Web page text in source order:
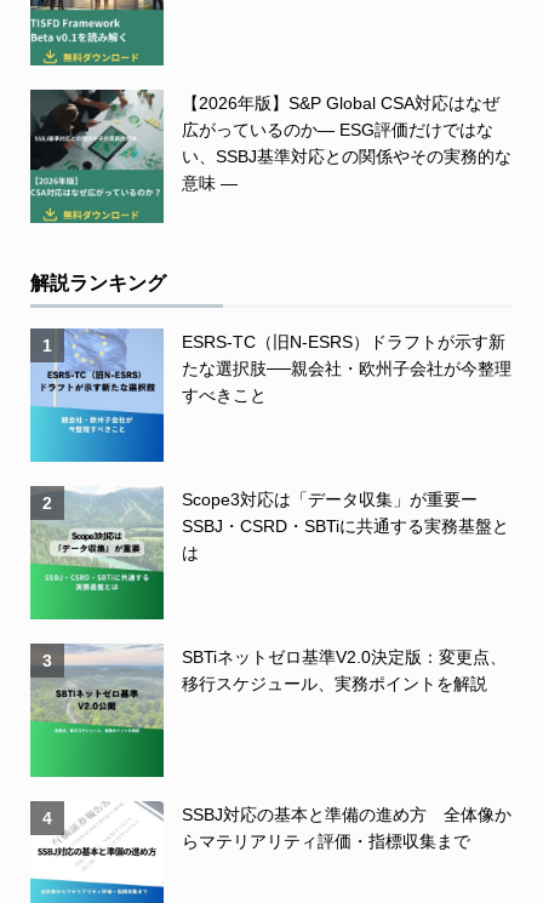
【2026年版】S&P Global CSA対応はなぜ
広がっているのか― ESG評価だけではな
い、SSBJ基準対応との関係やその実務的な
意味 ―
解説ランキング
1
ESRS-TC（旧N-ESRS）ドラフトが示す新
たな選択肢──親会社・欧州子会社が今整理
すべきこと
2
Scope3対応は「データ収集」が重要ー
SSBJ・CSRD・SBTiに共通する実務基盤と
は
3
SBTiネットゼロ基準V2.0決定版：変更点、
移行スケジュール、実務ポイントを解説
4
SSBJ対応の基本と準備の進め方 全体像か
らマテリアリティ評価・指標収集まで